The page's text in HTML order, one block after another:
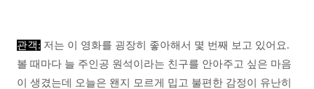
관객: 저는 이 영화를 굉장히 좋아해서 몇 번째 보고 있어요.
볼 때마다 늘 주인공 원석이라는 친구를 안아주고 싶은 마음
이 생겼는데 오늘은 왠지 모르게 밉고 불편한 감정이 유난히